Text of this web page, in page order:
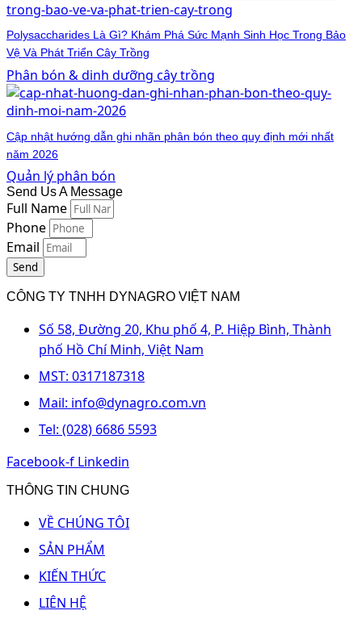
Polysaccharides Là Gì? Khám Phá Sức Mạnh Sinh Học Trong Bảo
Vệ Và Phát Triển Cây Trồng
Phân bón & dinh dưỡng cây trồng
Cập nhật hướng dẫn ghi nhãn phân bón theo quy định mới nhất
năm 2026
Quản lý phân bón
Send Us A Message
Full Name
Phone
Email
Send
CÔNG TY TNHH DYNAGRO VIỆT NAM
Số 58, Đường 20, Khu phố 4, P. Hiệp Bình, Thành
phố Hồ Chí Minh, Việt Nam
MST: 0317187318
Mail: info@dynagro.com.vn
Tel: (028) 6686 5593
Facebook-f Linkedin
THÔNG TIN CHUNG
VỀ CHÚNG TÔI
SẢN PHẨM
KIẾN THỨC
LIÊN HỆ